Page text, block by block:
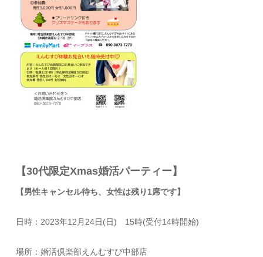
【30代限定Xmas婚活パーティー】
【男性キャンセル待ち、女性は残り1席です】
日時：2023年12月24日(日) 15時(受付14時開始)
場所：婚活倶楽部えんむすび中部店